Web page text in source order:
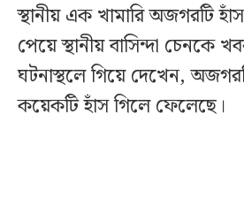
স্থানীয় এক খামারি অজগরটি
পেয়ে স্থানীয় বাসিন্দা চেনকে
ঘটনাস্থলে গিয়ে দেখেন,
কয়েকটি হাঁস গিলে ফেলেছে।